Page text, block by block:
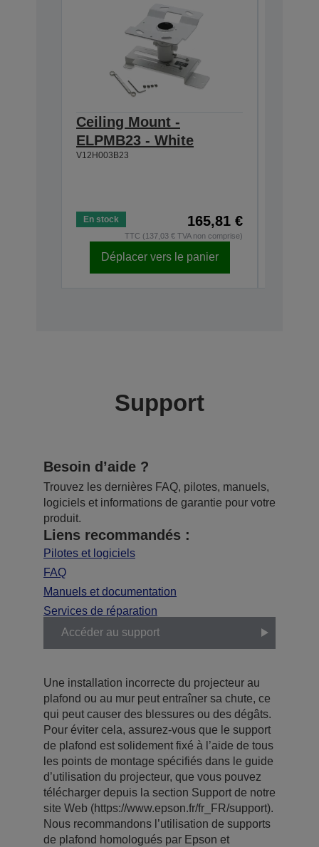
Ceiling Mount -
ELPMB23 - White
V12H003B23
En stock 165,81 €
TTC (137,03 € TVA non comprise)
Déplacer vers le panier
Support
Besoin d’aide ?
Trouvez les dernières FAQ, pilotes, manuels,
logiciels et informations de garantie pour votre
produit.
Liens recommandés :
Pilotes et logiciels
FAQ
Manuels et documentation
Services de réparation
Accéder au support
Une installation incorrecte du projecteur au
plafond ou au mur peut entraîner sa chute, ce
qui peut causer des blessures ou des dégâts.
Pour éviter cela, assurez-vous que le support
de plafond est solidement fixé à l’aide de tous
les points de montage spécifiés dans le guide
d’utilisation du projecteur, que vous pouvez
télécharger depuis la section Support de notre
site Web (https://www.epson.fr/fr_FR/support).
Nous recommandons l’utilisation de supports
de plafond homologués par Epson et